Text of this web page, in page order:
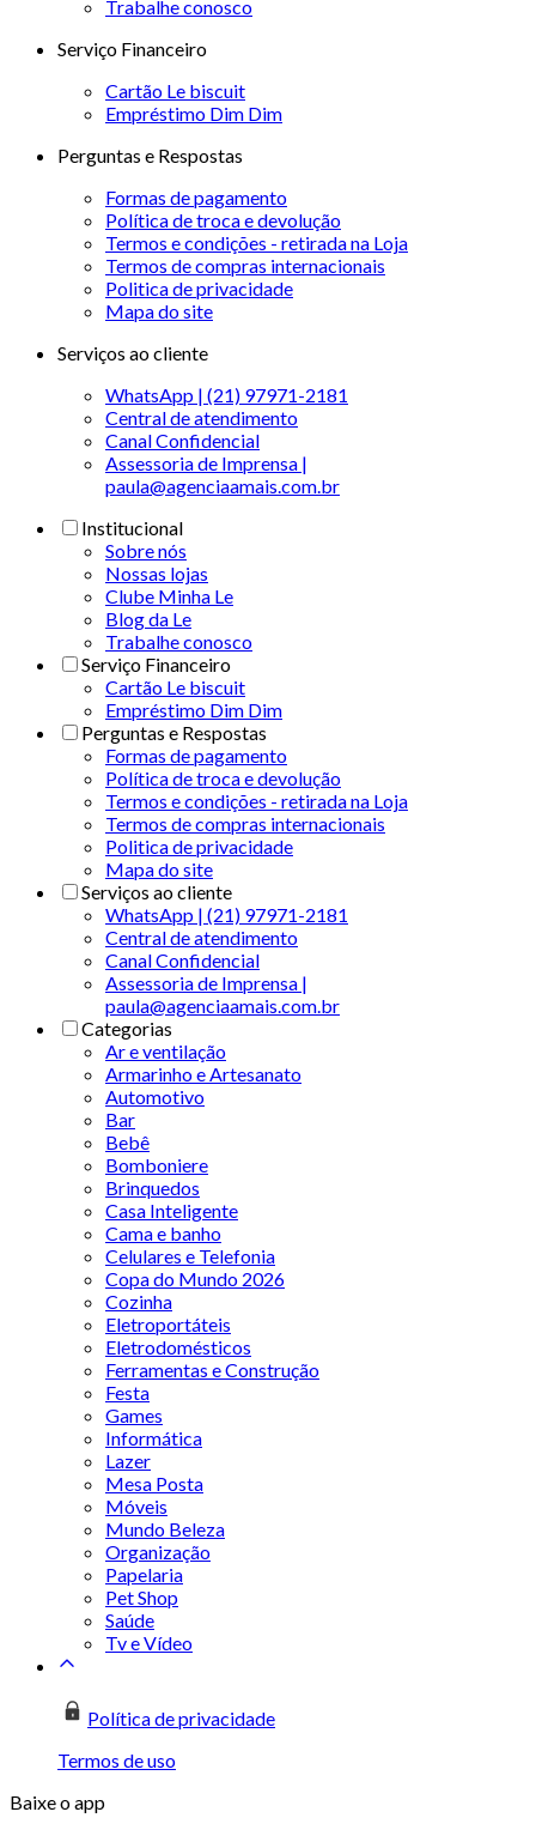
Trabalhe conosco
Serviço Financeiro
Cartão Le biscuit
Empréstimo Dim Dim
Perguntas e Respostas
Formas de pagamento
Política de troca e devolução
Termos e condições - retirada na Loja
Termos de compras internacionais
Politica de privacidade
Mapa do site
Serviços ao cliente
WhatsApp | (21) 97971-2181
Central de atendimento
Canal Confidencial
Assessoria de Imprensa |
paula@agenciaamais.com.br
Institucional
Sobre nós
Nossas lojas
Clube Minha Le
Blog da Le
Trabalhe conosco
Serviço Financeiro
Cartão Le biscuit
Empréstimo Dim Dim
Perguntas e Respostas
Formas de pagamento
Política de troca e devolução
Termos e condições - retirada na Loja
Termos de compras internacionais
Politica de privacidade
Mapa do site
Serviços ao cliente
WhatsApp | (21) 97971-2181
Central de atendimento
Canal Confidencial
Assessoria de Imprensa |
paula@agenciaamais.com.br
Categorias
Ar e ventilação
Armarinho e Artesanato
Automotivo
Bar
Bebê
Bomboniere
Brinquedos
Casa Inteligente
Cama e banho
Celulares e Telefonia
Copa do Mundo 2026
Cozinha
Eletroportáteis
Eletrodomésticos
Ferramentas e Construção
Festa
Games
Informática
Lazer
Mesa Posta
Móveis
Mundo Beleza
Organização
Papelaria
Pet Shop
Saúde
Tv e Vídeo
Política de privacidade
Termos de uso
Baixe o app